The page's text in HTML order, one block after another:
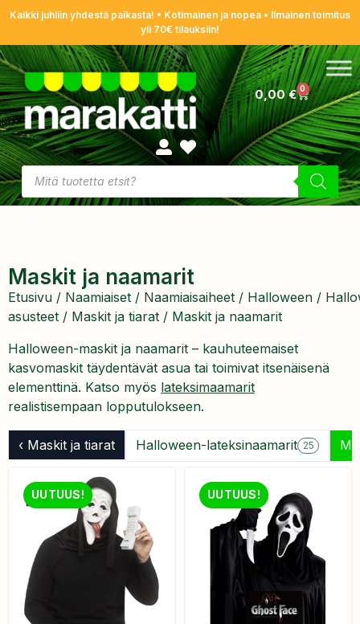
Kaikki juhliin yhdestä paikasta! • Kotimainen ja nopea • Ilmainen toimitus
yli 70€ tilauksiin!
0,00€ 0
Maskit ja naamarit
Etusivu / Naamiaiset / Naamiaisaiheet / Halloween /
asusteet / Maskit ja tiarat / Maskit ja naamarit
Halloween-maskit ja naamarit – kauhuteemaiset
kasvomaskit täydentävät asua tai toimivat itsenäisenä
elementtinä. Katso myös lateksimaamarit
realistisempaan lopputulokseen.
‹ Maskit ja tiarat Halloween-lateksinaamarit 25
UUTUUS! UUTUUS!